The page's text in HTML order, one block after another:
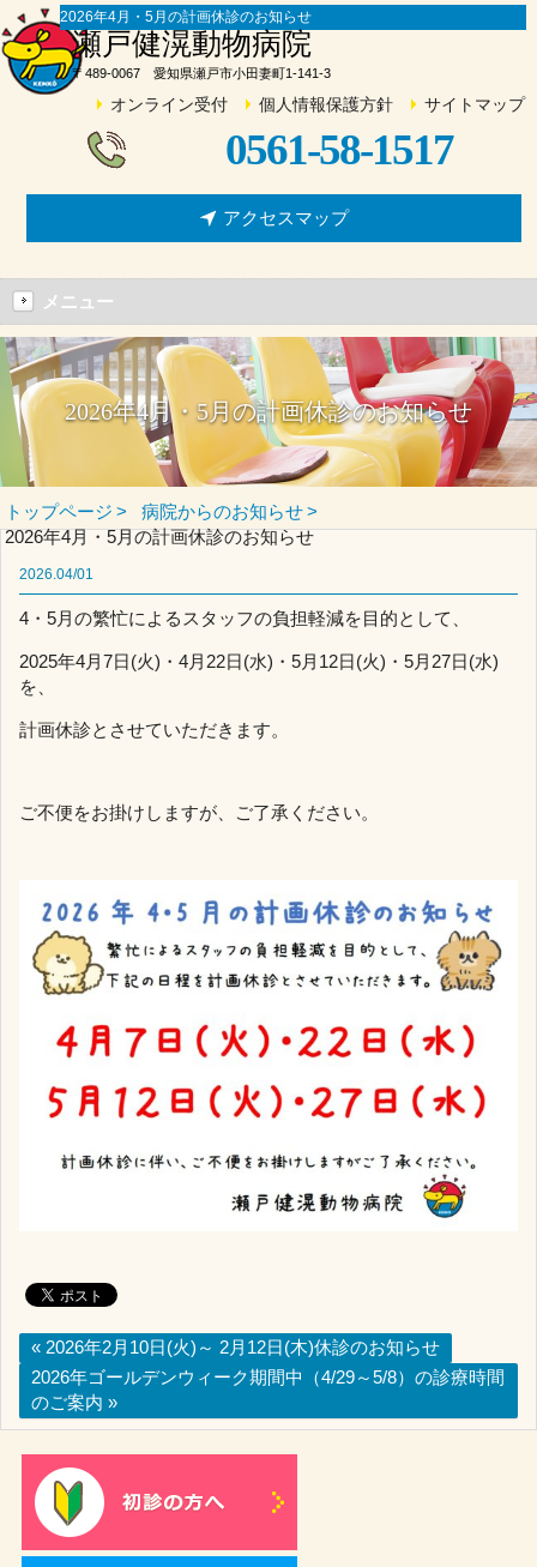
2026年4月・5月の計画休診のお知らせ
瀬戸健滉動物病院
〒489-0067 愛知県瀬戸市小田妻町1-141-3
オンライン受付 個人情報保護方針 サイトマップ
0561-58-1517
アクセスマップ
メニュー
2026年4月・5月の計画休診のお知らせ
トップページ
病院からのお知らせ
2026年4月・5月の計画休診のお知らせ
2026.04/01
4・5月の繁忙によるスタッフの負担軽減を目的として、
2025年4月7日(火)・4月22日(水)・5月12日(火)・5月27日(水)
を、
計画休診とさせていただきます。
ご不便をお掛けしますが、ご了承ください。
« 2026年2月10日(火)～ 2月12日(木)休診のお知らせ
2026年ゴールデンウィーク期間中（4/29～5/8）の診療時間
のご案内 »